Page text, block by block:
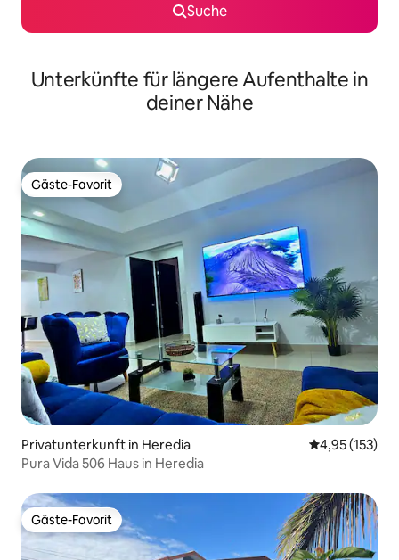
Suche
Unterkünfte für längere Aufenthalte in
deiner Nähe
Gäste-Favorit
Gäste-Favorit
Privatunterkunft in Heredia
4,95 (153)
Pura Vida 506 Haus in Heredia
Gäste-Favorit
Gäste-Favorit